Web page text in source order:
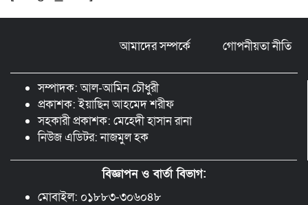
সড়ক নিরাপত্তা ও জনসচেতনতা তৈরিতে
কমলগঞ্জ শাখার সভাপতি মোঃ আব্দুস সালাম।
আমাদের সম্পর্কে গোপনীয়তা নীতি
সম্পাদক: আল-আমিন চৌধুরী
প্রকাশক: ইয়াছিন আহমেদ শরীফ
সহকারী প্রকাশক: মেহেদী হাসান রানা
নিউজ এডিটর: নাজমুল হক
বিজ্ঞাপন ও বার্তা বিভাগ:
মোবাইল: ০১৮৮৩-৩০৬০৪৮